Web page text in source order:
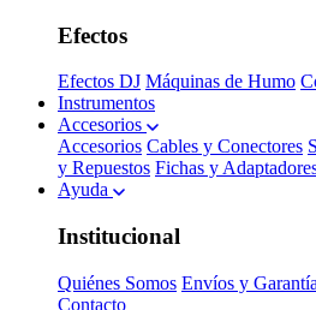
Efectos
Efectos DJ Máquinas de Humo
Instrumentos
Accesorios
Accesorios Cables y Conectores
y Repuestos Fichas y
Ayuda
Institucional
Quiénes Somos Envíos y
Contacto